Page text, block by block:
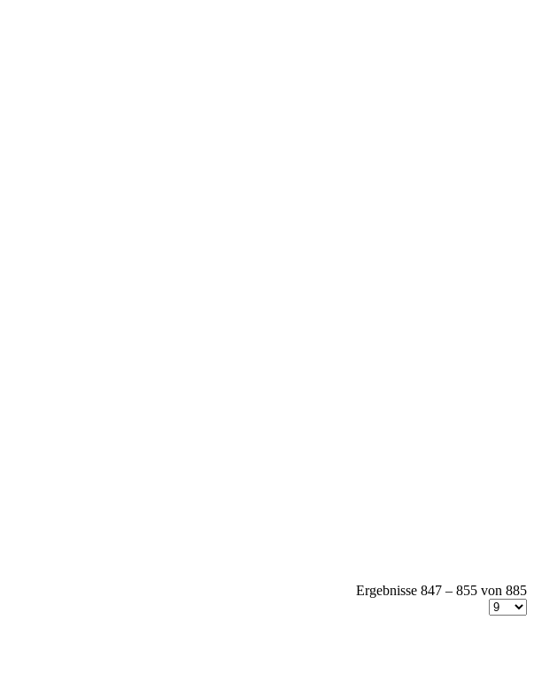
Ergebnisse 847 – 855 von 885